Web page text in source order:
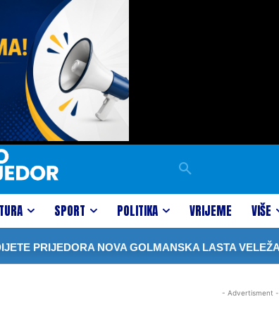
SPORT POLITIKA VRIJEME VIŠE
PRIJEDORA NOVA GOLMANSKA LASTA VELEŽA
- Advertisment -